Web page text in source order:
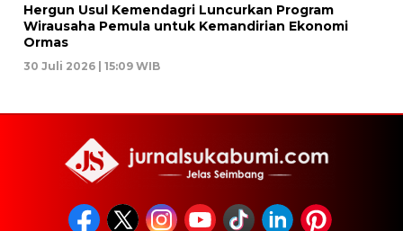
Hergun Usul Kemendagri Luncurkan Program
Wirausaha Pemula untuk Kemandirian Ekonomi
Ormas
30 Juli 2026 | 15:09 WIB